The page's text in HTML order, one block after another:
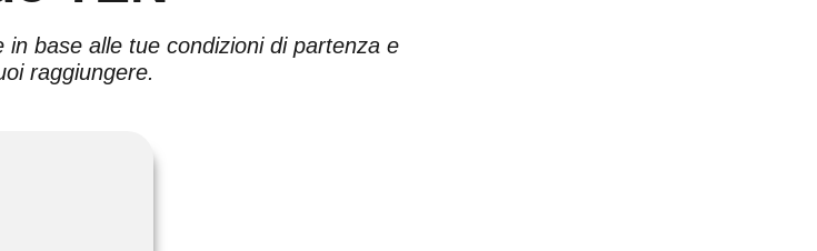
base alle tue condizioni di partenza e
raggiungere.